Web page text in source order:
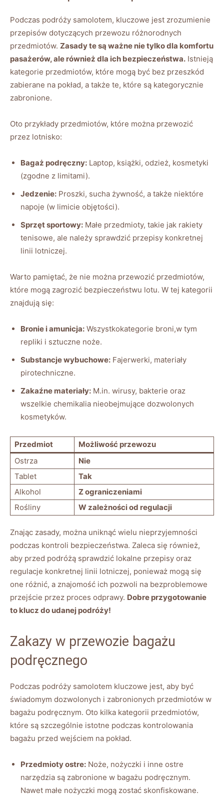
Podczas podróży samolotem, kluczowe jest zrozumienie
przepisów dotyczących przewozu różnorodnych
przedmiotów. Zasady te są ważne nie tylko dla komfortu
pasażerów, ale również dla ich bezpieczeństwa. Istnieją
kategorie przedmiotów, które mogą być bez przeszkód
zabierane na pokład, a także te, które są kategorycznie
zabronione.
Oto przykłady przedmiotów, które można przewozić
przez lotnisko:
Bagaż podręczny: Laptop, książki, odzież, kosmetyki
(zgodne z limitami).
Jedzenie: Proszki, sucha żywność, a także niektóre
napoje (w limicie objętości).
Sprzęt sportowy: Małe przedmioty, takie jak rakiety
tenisowe, ale należy sprawdzić przepisy konkretnej
linii lotniczej.
Warto pamiętać, że nie można przewozić przedmiotów,
które mogą zagrozić bezpieczeństwu lotu. W tej kategorii
znajdują się:
Bronie i amunicja: Wszystkokategorie broni,w tym
repliki i sztuczne noże.
Substancje wybuchowe: Fajerwerki, materiały
pirotechniczne.
Zakaźne materiały: M.in. wirusy, bakterie oraz
wszelkie chemikalia nieobejmujące dozwolonych
kosmetyków.
Przedmiot
Możliwość przewozu
Ostrza
Nie
Tablet
Tak
Alkohol
Z ograniczeniami
Rośliny
W zależności od regulacji
Znając zasady, można uniknąć wielu nieprzyjemności
podczas kontroli bezpieczeństwa. Zaleca się również,
aby przed podróżą sprawdzić lokalne przepisy oraz
regulacje konkretnej linii lotniczej, ponieważ mogą się
one różnić, a znajomość ich pozwoli na bezproblemowe
przejście przez proces odprawy. Dobre przygotowanie
to klucz do udanej podróży!
Zakazy w przewozie bagażu
podręcznego
Podczas podróży samolotem kluczowe jest, aby być
świadomym dozwolonych i zabronionych przedmiotów w
bagażu podręcznym. Oto kilka kategorii przedmiotów,
które są szczególnie istotne podczas kontrolowania
bagażu przed wejściem na pokład.
Przedmioty ostre: Noże, nożyczki i inne ostre
narzędzia są zabronione w bagażu podręcznym.
Nawet małe nożyczki mogą zostać skonfiskowane.